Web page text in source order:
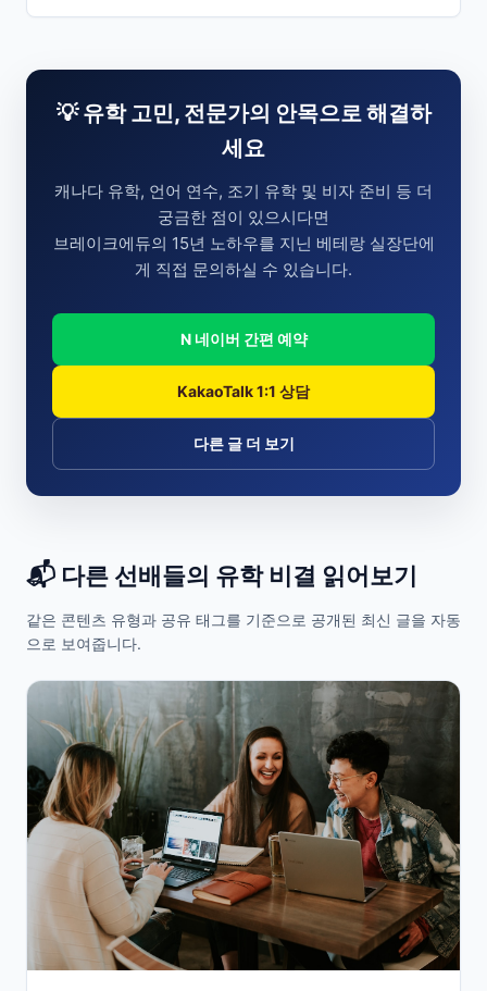
💡 유학 고민, 전문가의 안목으로 해결하
세요
캐나다 유학, 언어 연수, 조기 유학 및 비자 준비 등 더
궁금한 점이 있으시다면
브레이크에듀의 15년 노하우를 지닌 베테랑 실장단에
게 직접 문의하실 수 있습니다.
N 네이버 간편 예약
KakaoTalk 1:1 상담
다른 글 더 보기
📬 다른 선배들의 유학 비결 읽어보기
같은 콘텐츠 유형과 공유 태그를 기준으로 공개된 최신 글을 자동
으로 보여줍니다.